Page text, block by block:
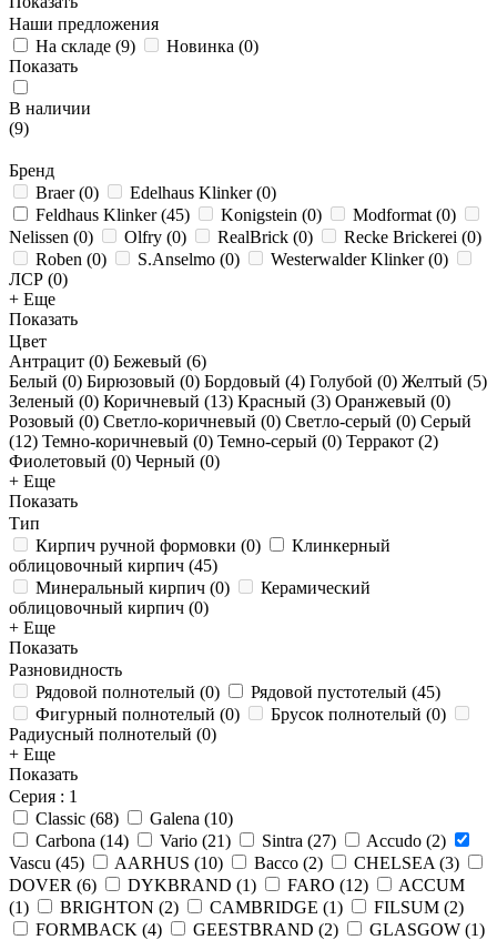
Наши предложения
На складе (9) Новинка (0)
Показать
В наличии
(9)
Бренд
Braer(0) Edelhaus Klinker(0)
Feldhaus Klinker(45) Konigstein (0) Modformat (0)
Nelissen (0) Olfry (0) RealBrick (0) Recke Brickerei (0)
Roben (0) S.Anselmo (0) Westerwalder Klinker(0)
ЛСР (0)
+ Еще
Показать
Цвет
Антрацит (0) Бежевый (6)
Белый (0) Бирюзовый (0) Бордовый (4) Голубой (0) Желтый (5)
Зеленый (0) Коричневый (13) Красный (3) Оранжевый (0)
Розовый (0) Светло-коричневый (0) Светло-серый (0) Серый
(12) Темно-коричневый (0) Темно-серый (0) Терракот (2)
Фиолетовый (0) Черный (0)
+ Еще
Показать
Тип
Кирпич ручной формовки (0)
Клинкерный
облицовочный кирпич (45)
Минеральный кирпич (0)
Керамический
облицовочный кирпич (0)
+ Еще
Показать
Разновидность
Рядовой полнотелый (0) Рядовой пустотелый (45)
Фигурный полнотелый (0) Брусок полнотелый (0)
Радиусный полнотелый (0)
+ Еще
Показать
Серия : 1
Classic (68) Galena (10)
Carbona (14) Vario (21) Sintra (27) Accudo (2)
Vascu (45) AARHUS (10) Bacco (2) CHELSEA (3)
DOVER (6) DYKBRAND (1) FARO (12)
ACCUM
(1) BRIGHTON (2) CAMBRIDGE (1) FILSUM (2)
FORMBACK (4) GEESTBRAND (2) GLASGOW (1)